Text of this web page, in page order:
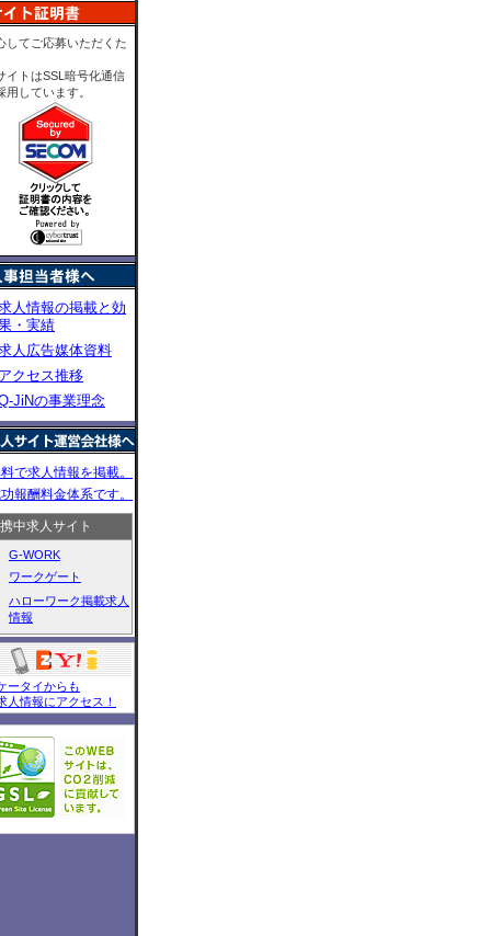
都精工(株)
)サムズアップ
22:10長野県
カサワ通商(株)
06 22:10長野県
タカサワ通商(株)
06 22:10長野県
タカサワ通商(株)
06 22:06三重県
田辺設備(株)
06 22:06三重県
田辺設備(株)
22:06三重県
辺設備(株)
22:06三重県
辺設備(株)
06 21:30神奈川
)プライム(ダスキン）
21:30
神奈川
)プライム(ダスキン）
21:30神奈川
)プライム(ダスキン）
06 21:30神奈川
)プライム(ダスキン）
06 21:30神奈川
)プライム(ダスキン）
18:50神奈川
貨物ドットコム
06 18:50神奈川
軽貨物ドットコム
貨物ドットコム
06 18:50
貨物ドットコム
18:49大阪府
de aim
06 18:49大阪府
de aim
株)ディークラフト
06 17:56
東京都
)ディークラフト
06 17:56東京都
してご応募いただくた
イトはSSL暗号化通信
用しています。
人情報の掲載と効
・実績
人広告媒体資料
アクセス推移
JiNの事業理念
で求人情報を掲載。
報酬料金体系です。
中求人サイト
G-WORK
ワークゲート
ハローワーク掲載求人
情報
ータイからも
人情報にアクセス！